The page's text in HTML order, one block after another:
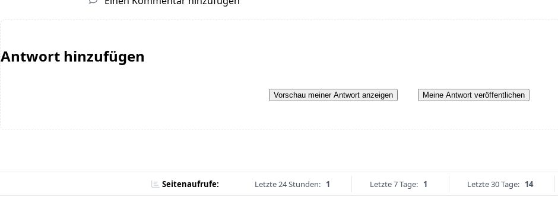
Antwort hinzufügen
Vorschau meiner Antwort anzeigen Meine Antwort veröffentlichen
Seitenaufrufe: Letzte 24 Stunden: 1 Letzte 7 Tage: 1 Letzte 30 Tage: 14